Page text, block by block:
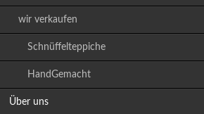
wir verkaufen
Schnüffelteppiche
HandGemacht
Über uns